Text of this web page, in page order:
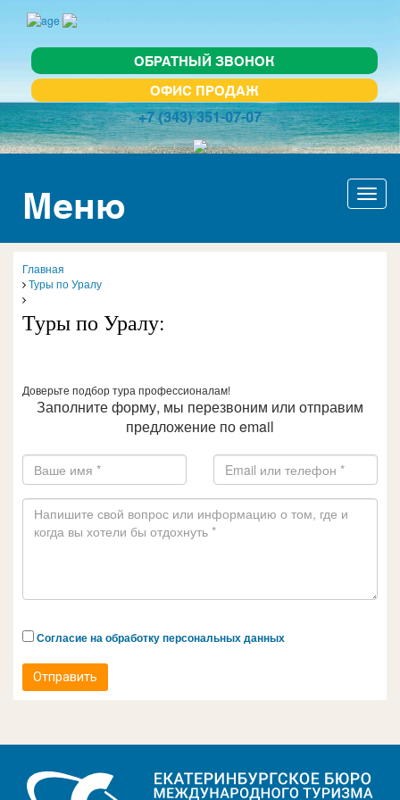
ОБРАТНЫЙ ЗВОНОК
ОФИС ПРОДАЖ
+7 (343) 351-07-07
Меню
Главная
Туры по Уралу
Туры по Уралу:
Доверьте подбор тура профессионалам!
Заполните форму, мы перезвоним или отправим
предложение по email
Согласие на обработку персональных данных
Отправить